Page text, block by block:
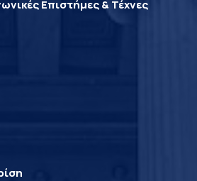
Επιστήμες & Τέχνες